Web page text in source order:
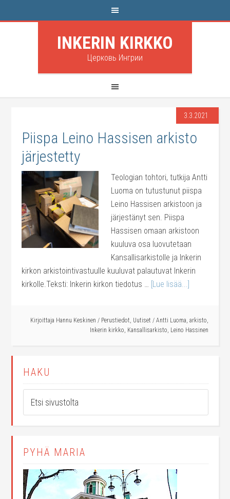
INKERIN KIRKKO
Церковь Ингрии
3.3.2021
Piispa Leino Hassisen arkisto
järjestetty
Teologian tohtori, tutkija Antti
Luoma on tutustunut piispa
Leino Hassisen arkistoon ja
järjestänyt sen. Piispa
Hassisen omaan arkistoon
kuuluva osa luovutetaan
Kansallisarkistolle ja Inkerin
kirkon arkistointivastuulle kuuluvat palautuvat Inkerin
kirkolle.Teksti: Inkerin kirkon tiedotus … [Lue lisää...]
Kirjoittaja Hannu Keskinen / Perustiedot, Uutiset / Antti Luoma, arkisto,
Inkerin kirkko, Kansallisarkisto, Leino Hassinen
HAKU
PYHÄ MARIA